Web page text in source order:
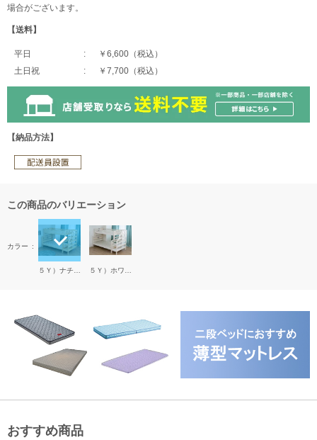
場合がございます。
【送料】
平日
￥6,600（税込）
土日祝
￥7,700（税込）
【納品方法】
この商品のバリエーション
カラー
おすすめ商品